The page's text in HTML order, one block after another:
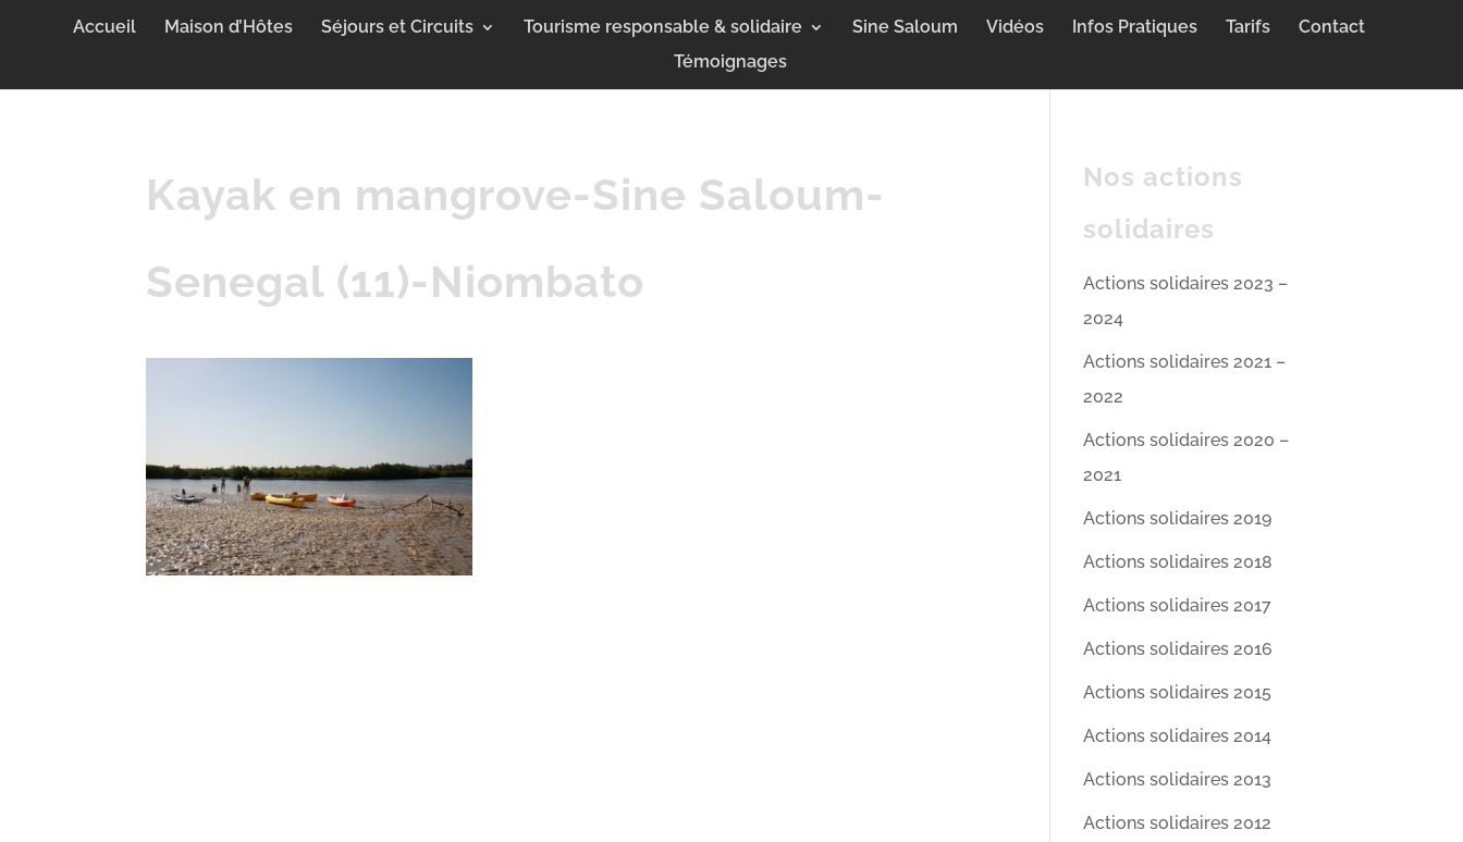
Accueil Maison d’Hôtes Séjours et Circuits Tourisme responsable & solidaire Sine Saloum Vidéos Infos Pratiques Tarifs
Contact
Témoignages
Kayak en mangrove-Sine Saloum-
Senegal (11)-Niombato
Nos actions
solidaires
Actions solidaires 2023 –
2024
Actions solidaires 2021 –
2022
Actions solidaires 2020 –
2021
Actions solidaires 2019
Actions solidaires 2018
Actions solidaires 2017
Actions solidaires 2016
Actions solidaires 2015
Actions solidaires 2014
Actions solidaires 2013
Actions solidaires 2012